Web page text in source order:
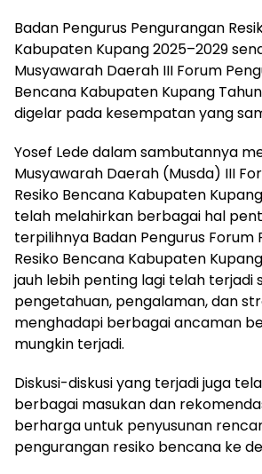
Badan Pengurus Pengurangan
Kabupaten Kupang 2025–2029
Musyawarah Daerah III Forum
Bencana Kabupaten Kupang
digelar pada kesempatan yang
Yosef Lede dalam sambutannya
Musyawarah Daerah (Musda) III
Resiko Bencana Kabupaten
telah melahirkan berbagai hal
terpilihnya Badan Pengurus Forum
Resiko Bencana Kabupaten
jauh lebih penting lagi telah terjadi
pengetahuan, pengalaman, dan
menghadapi berbagai ancaman
mungkin terjadi.
Diskusi-diskusi yang terjadi juga
berbagai masukan dan
berharga untuk penyusunan
pengurangan resiko bencana ke